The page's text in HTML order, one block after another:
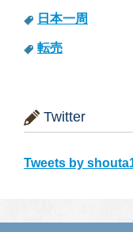
日本一周
転売
Twitter
Tweets by